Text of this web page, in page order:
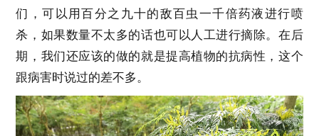
们，可以用百分之九十的敌百虫一千倍药液进行喷
杀，如果数量不太多的话也可以人工进行摘除。在后
期，我们还应该的做的就是提高植物的抗病性，这个
跟病害时说过的差不多。